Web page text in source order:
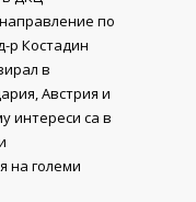
по
р Костадин
в
Австрия и
интереси са в
на големи